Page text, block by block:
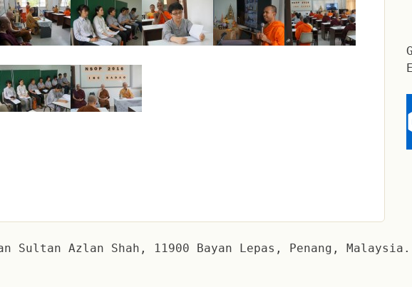
Sultan Azlan Shah, 11900 Bayan Lepas, Penang, Malaysia.